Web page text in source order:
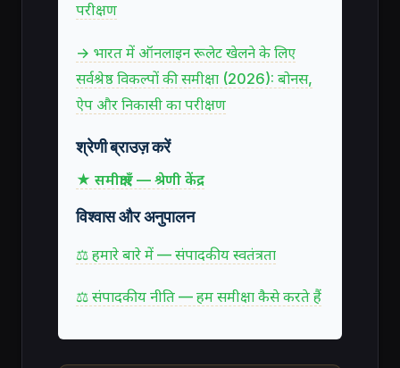
परीक्षण
→ भारत में ऑनलाइन रूलेट खेलने के लिए
सर्वश्रेष्ठ विकल्पों की समीक्षा (2026): बोनस,
ऐप और निकासी का परीक्षण
श्रेणी ब्राउज़ करें
★ समीक्षाएँ — श्रेणी केंद्र
विश्वास और अनुपालन
⚖ हमारे बारे में — संपादकीय स्वतंत्रता
⚖ संपादकीय नीति — हम समीक्षा कैसे करते हैं